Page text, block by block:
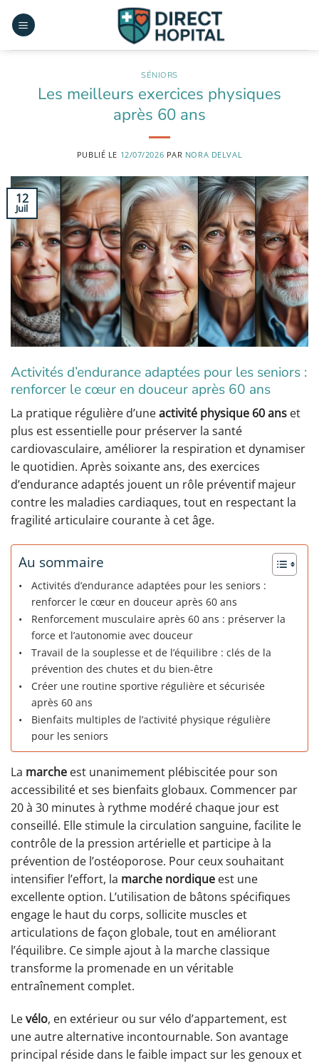
au
SÉNIORS
Les meilleurs exercices physiques
après 60 ans
PUBLIÉ LE 12/07/2026 PAR NORA DELVAL
12
Juil
Activités d’endurance adaptées pour les seniors :
renforcer le cœur en douceur après 60 ans
La pratique régulière d’uneactivité physique 60 ans et
plus est essentielle pour préserver la santé
cardiovasculaire, améliorer la respiration et dynamiser
le quotidien. Après soixante ans, des exercices
d’endurance adaptés jouent un rôle préventif majeur
contre les maladies cardiaques, tout en respectant la
fragilité articulaire courante à cet âge.
Au sommaire
Activités d’endurance adaptées pour les seniors :
renforcer le cœur en douceur après 60 ans
Renforcement musculaire après 60 ans : préserver la
force et l’autonomie avec douceur
Travail de la souplesse et de l’équilibre : clés de la
prévention des chutes et du bien-être
Créer une routine sportive régulière et sécurisée
après 60 ans
Bienfaits multiples de l’activité physique régulière
pour les seniors
La marche est unanimement plébiscitée pour son
accessibilité et ses bienfaits globaux. Commencer par
20 à 30 minutes à rythme modéré chaque jour est
conseillé. Elle stimule la circulation sanguine, facilite le
contrôle de la pression artérielle et participe à la
prévention de l’ostéoporose. Pour ceux souhaitant
intensifier l’effort, la marche nordique est une
excellente option. L’utilisation de bâtons spécifiques
engage le haut du corps, sollicite muscles et
articulations de façon globale, tout en améliorant
l’équilibre. Ce simple ajout à la marche classique
transforme la promenade en un véritable
entraînement complet.
Levélo, en extérieur ou sur vélo d’appartement, est
une autre alternative incontournable. Son avantage
principal réside dans le faible impact sur les genoux et